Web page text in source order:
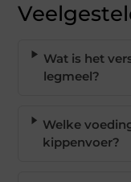
Wat is het
legmeel?
Welke
kippenvoer?